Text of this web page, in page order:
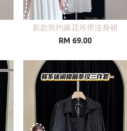
新款简约麻花吊带连身裙
RM 69.00